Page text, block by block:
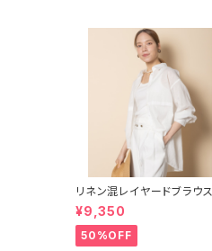
リネン混レイヤードブラウス
【8264109】
¥9,350
50%OFF